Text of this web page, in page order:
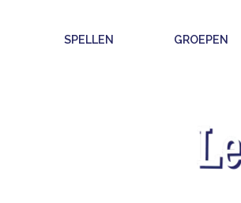
SPELLEN GROEPEN